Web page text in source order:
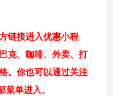
链接进入优惠小程
克、咖啡、外卖、打
。你也可以通过关注
单进入。